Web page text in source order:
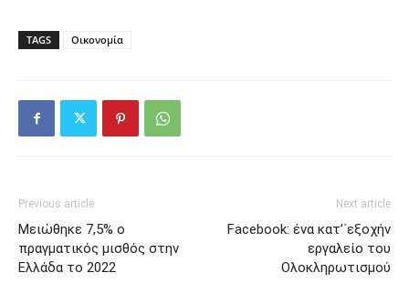
TAGS Οικονομία
Previous article
Μειώθηκε 7,5% ο
πραγματικός μισθός στην
Ελλάδα το 2022
Next article
Facebook: ένα κατ’΄εξοχήν
εργαλείο του
Ολοκληρωτισμού